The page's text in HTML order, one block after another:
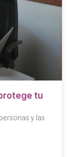
tu
y las